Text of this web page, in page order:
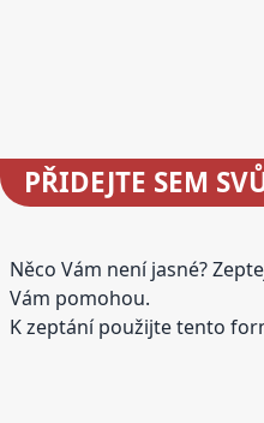
PŘIDEJTE SEM
Něco Vám není jasné?
Vám pomohou.
K zeptání použijte tento